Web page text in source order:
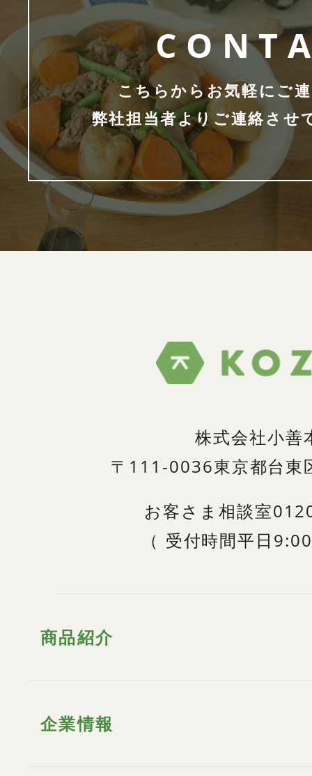
こちらからお気軽にご
弊社担当者よりご連絡させ
株式会社小善
〒111-0036東京都台
お客さま相談室
（ 受付時間平日
商品紹介
企業情報